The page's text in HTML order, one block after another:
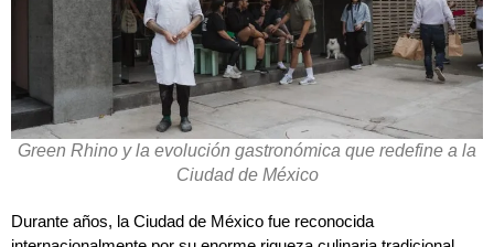
Green Rhino y la evolución gastronómica que redefine a la
Ciudad de México
Durante años, la Ciudad de México fue reconocida